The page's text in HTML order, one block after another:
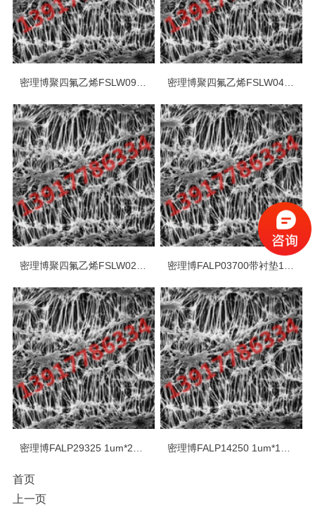
密理博FALP29325 1um*293mm疏水PTFE白色光面表面滤膜 密理博FALP14250 1um*142mm疏水PTFE白色光面表面滤膜
首页
上一页